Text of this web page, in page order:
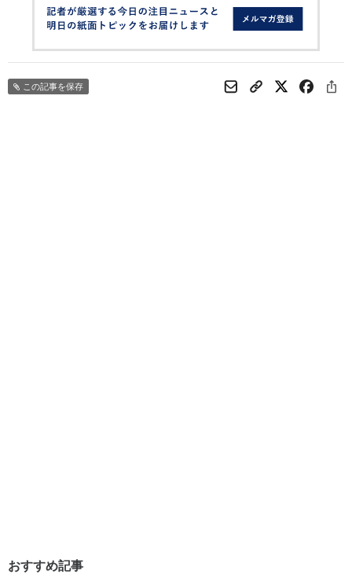
この記事を保存
おすすめ記事